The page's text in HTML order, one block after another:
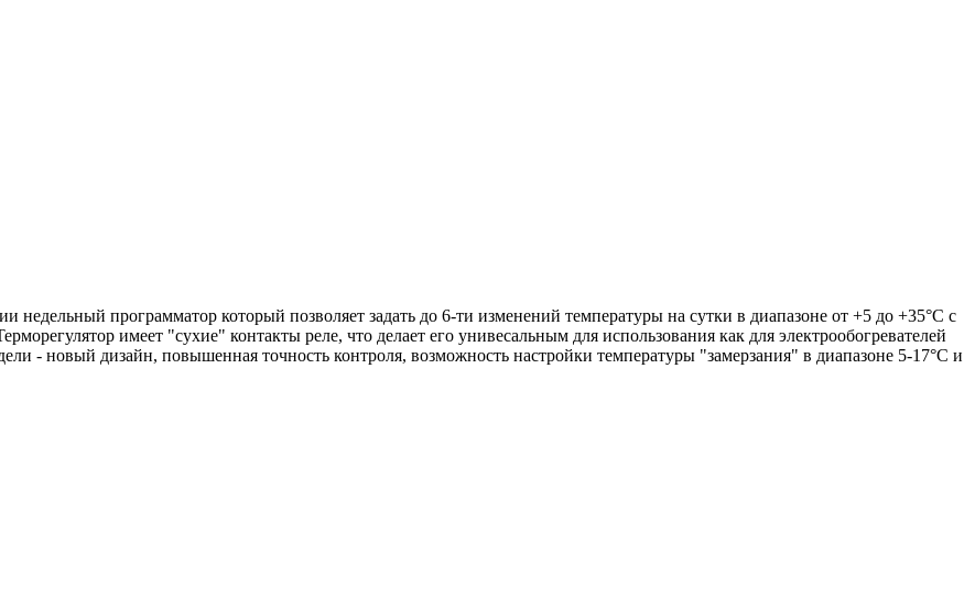
программатор который позволяет задать до 6-ти изменений температуры на сутки в диапазоне от +5 до +35°C с
имеет "сухие" контакты реле, что делает его унивесальным для использования как для электрообогревателей
- новый дизайн, повышенная точность контроля, возможность настройки температуры "замерзания" в диапазоне 5-17°C и